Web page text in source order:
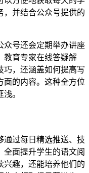
，并结合公众号提供的
众号还会定期举办讲座
教育专家在线答疑解
巧，还涵盖如何提高写
面的内容。这种全方位
。
通过每日精选推送、技
面提升学生的语文阅
兴趣，还能培养他们的